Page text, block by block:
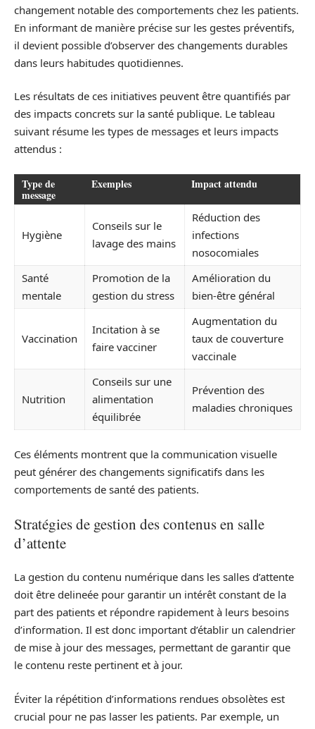
changement notable des comportements chez les patients.
En informant de manière précise sur les gestes préventifs,
il devient possible d’observer des changements durables
dans leurs habitudes quotidiennes.
Les résultats de ces initiatives peuvent être quantifiés par
des impacts concrets sur la santé publique. Le tableau
suivant résume les types de messages et leurs impacts
attendus :
Type de
message
Exemples Impact attendu
Hygiène
Conseils sur le
lavage des mains
Réduction des
infections
nosocomiales
Santé
mentale
Promotion de la
gestion du stress
Amélioration du
bien-être général
Vaccination
Incitation à se
faire vacciner
Augmentation du
taux de couverture
vaccinale
Nutrition
Conseils sur une
alimentation
équilibrée
Prévention des
maladies chroniques
Ces éléments montrent que la communication visuelle
peut générer des changements significatifs dans les
comportements de santé des patients.
Stratégies de gestion des contenus en salle
d’attente
La gestion du contenu numérique dans les salles d’attente
doit être delineée pour garantir un intérêt constant de la
part des patients et répondre rapidement à leurs besoins
d’information. Il est donc important d’établir un calendrier
de mise à jour des messages, permettant de garantir que
le contenu reste pertinent et à jour.
Éviter la répétition d’informations rendues obsolètes est
crucial pour ne pas lasser les patients. Par exemple, un